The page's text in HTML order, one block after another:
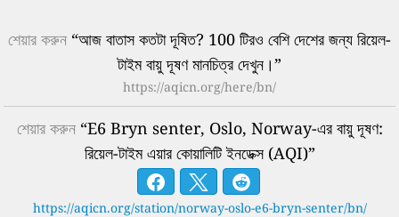
শেয়ার করুন “আজ বাতাস কতটা দূষিত? 100 টিরও বেশি দেশের জন্য রিয়েল-
টাইম বায়ু দূষণ মানচিত্র দেখুন।”
https://aqicn.org/here/bn/
শেয়ার করুন“E6 Bryn senter, Oslo, Norway-এর বায়ু দূষণ:
রিয়েল-টাইম এয়ার কোয়ালিটি ইনডেক্স (AQI)”
https://aqicn.org/station/norway-oslo-e6-bryn-senter/bn/